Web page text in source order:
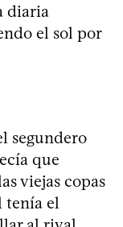
diaria
el sol por
segundero
que
viejas copas
tenía el